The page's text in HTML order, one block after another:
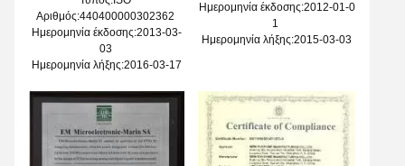
Αριθμός:440400000302362
Ημερομηνία έκδοσης:2013-03-
03
Ημερομηνία λήξης:2016-03-17
Ημερομηνία έκδοσης:2012-01-0
1
Ημερομηνία λήξης:2015-03-03